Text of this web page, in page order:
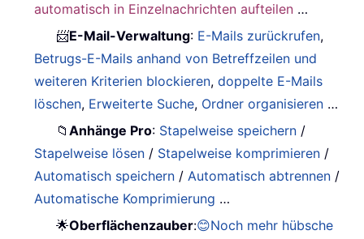
automatisch in Einzelnachrichten aufteilen …
📨E-Mail-Verwaltung: E-Mails zurückrufen,
Betrugs-E-Mails anhand von Betreffzeilen und
weiteren Kriterien blockieren,doppelte E-Mails
löschen, Erweiterte Suche, Ordner organisieren …
📁Anhänge Pro: Stapelweise speichern /
Stapelweise lösen / Stapelweise komprimieren /
Automatisch speichern /Automatisch abtrennen /
Automatische Komprimierung …
🌟Oberflächenzauber:😊Noch mehr hübsche